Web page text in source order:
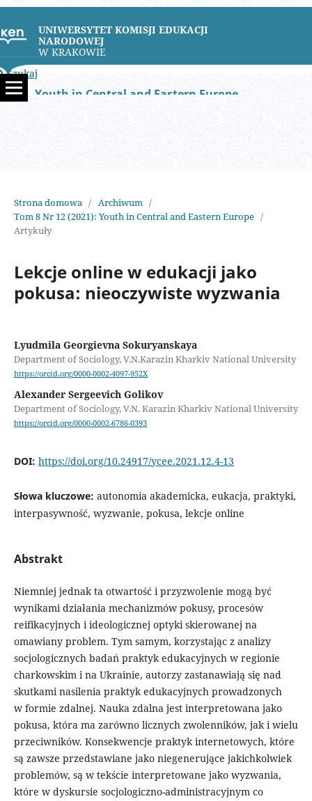
UNIWERSYTET KOMISJI EDUKACJI
NARODOWEJ
W KRAKOWIE
Szukaj
Youth in Central and Eastern Europe
Strona domowa / Archiwum /
Tom 8 Nr 12 (2021): Youth in Central and Eastern Europe /
Artykuły
Lekcje online w edukacji jako
pokusa: nieoczywiste wyzwania
Lyudmila Georgievna Sokuryanskaya
Department of Sociology, V.N.Karazin Kharkiv National University
https://orcid.org/0000-0002-4097-952X
Alexander Sergeevich Golikov
Department of Sociology, V.N. Karazin Kharkiv National University
https://orcid.org/0000-0002-6786-0393
DOI: https://doi.org/10.24917/ycee.2021.12.4-13
Słowa kluczowe: autonomia akademicka, eukacja, praktyki,
interpasywność, wyzwanie, pokusa, lekcje online
Abstrakt
Niemniej jednak ta otwartość i przyzwolenie mogą być
wynikami działania mechanizmów pokusy, procesów
reifikacyjnych i ideologicznej optyki skierowanej na
omawiany problem. Tym samym, korzystając z analizy
socjologicznych badań praktyk edukacyjnych w regionie
charkowskim i na Ukrainie, autorzy zastanawiają się nad
skutkami nasilenia praktyk edukacyjnych prowadzonych
w formie zdalnej. Nauka zdalna jest interpretowana jako
pokusa, która ma zarówno licznych zwolenników, jak i wielu
przeciwników. Konsekwencje praktyk internetowych, które
są zawsze przedstawiane jako niegenerujące jakichkolwiek
problemów, są w tekście interpretowane jako wyzwania,
które w dyskursie socjologiczno-administracyjnym co